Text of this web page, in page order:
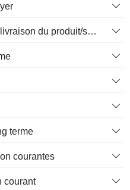
Revenus collectés avant livraison du produit/service
terme
courantes
courant